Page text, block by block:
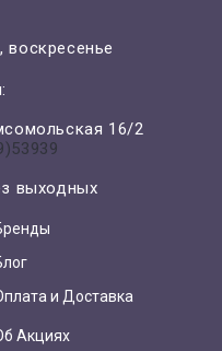
воскресенье
16/2
выходных
и Доставка
Акциях